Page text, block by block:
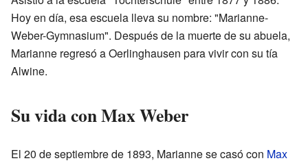
Hoy en día, esa escuela lleva su nombre: "Marianne-
Weber-Gymnasium". Después de la muerte de su abuela,
Marianne regresó a Oerlinghausen para vivir con su tía
Alwine.
Su vida con Max Weber
El 20 de septiembre de 1893, Marianne se casó con Max